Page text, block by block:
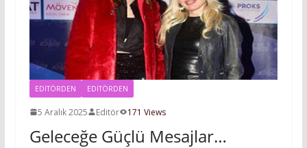
EDITÖRDEN EDİTÖRDEN
5 Aralık 2025 Editör 171 Views
Geleceğe Güçlü Mesajlar…